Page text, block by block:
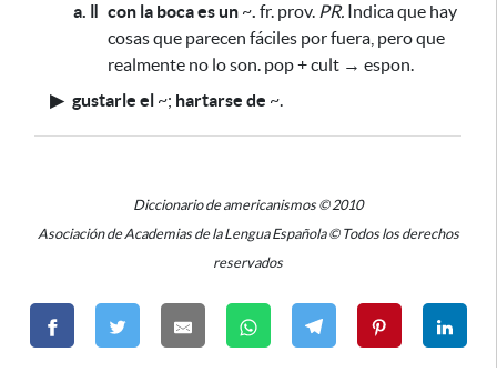
a. ǁ con la boca es un ~. fr. prov. PR. Indica que hay
cosas que parecen fáciles por fuera, pero que
realmente no lo son. pop + cult → espon.
▶ gustarle el ~; hartarse de ~.
Diccionario de americanismos © 2010
Asociación de Academias de la Lengua Española © Todos los derechos
reservados